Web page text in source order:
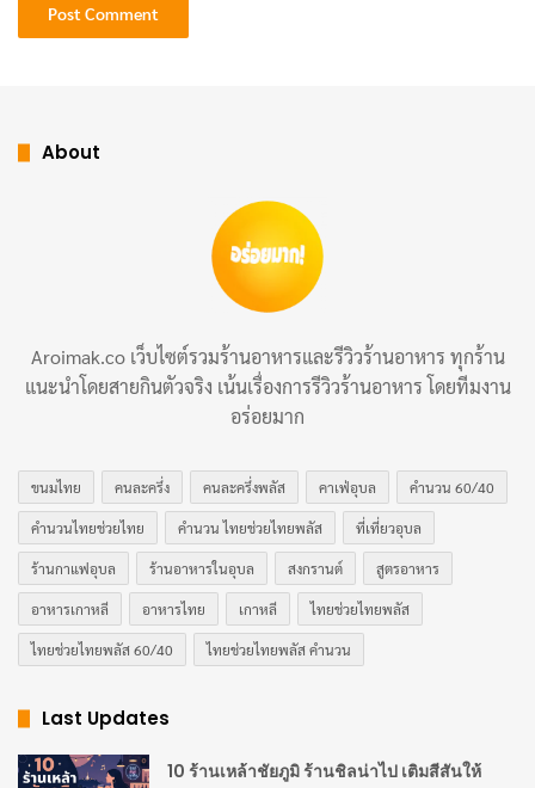
#แจกสูตร
85องศา (ใครไม่มีเครื่องสตรีม ให้อุ่นด้วยไมโครเวฟ อย่าให้
ร้อนเกินไป ใช้ที่ตีฟองมือถือตีให้เป็นโฟมนม) ใครชอบ
หวานหน่อยสามารถเติมน้ำเชื่อมได้ ประมาณ 5 กรัม เทลา
เต้อาร์ตตามจินตนาการได้เลย Let’s enjoy your hot
matcha latte.#hotmatchalatte
1. มัทฉะลาเต้ร้อน (Hot Matcha Latte)
เมนูคลาสสิกที่ใครๆ ก็ต้องหลงรัก รสหอมมันจากนมผสาน
กับความเข้มของมัทฉะได้อย่างลงตัว
ส่วนผสม:
ผงมัทฉะ 2 ช้อนชา
น้ำร้อน (70-80°C) 30 มล.
About
Aroimak.co เว็บไซต์รวมร้านอาหารและรีวิวร้านอาหาร ทุกร้าน
แนะนำโดยสายกินตัวจริง เน้นเรื่องการรีวิวร้านอาหาร โดยทีมงาน
อร่อยมาก
ขนมไทย คนละครึ่ง คนละครึ่งพลัส คาเฟ่อุบล คำนวน 60/40
คำนวนไทยช่วยไทย คำนวน ไทยช่วยไทยพลัส ที่เที่ยวอุบล
ร้านกาแฟอุบล ร้านอาหารในอุบล สงกรานต์ สูตรอาหาร
อาหารเกาหลี อาหารไทย เกาหลี ไทยช่วยไทยพลัส
ไทยช่วยไทยพลัส 60/40 ไทยช่วยไทยพลัส คำนวน
Last Updates
10 ร้านเหล้าชัยภูมิ ร้านชิลน่าไป เติมสีสันให้